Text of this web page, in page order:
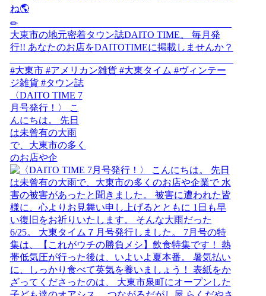
〈DAITO TIME 7
月号発行！〉 こ
んにちは。 先日
は未曾有の大雨
で、大東市の多く
のお店や企